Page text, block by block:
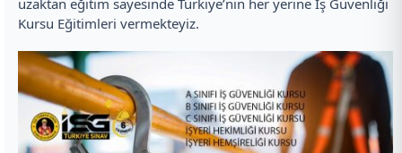
uzaktan eğitim sayesinde Türkiye’nin her yerine İş Güvenliği
Kursu Eğitimleri vermekteyiz.